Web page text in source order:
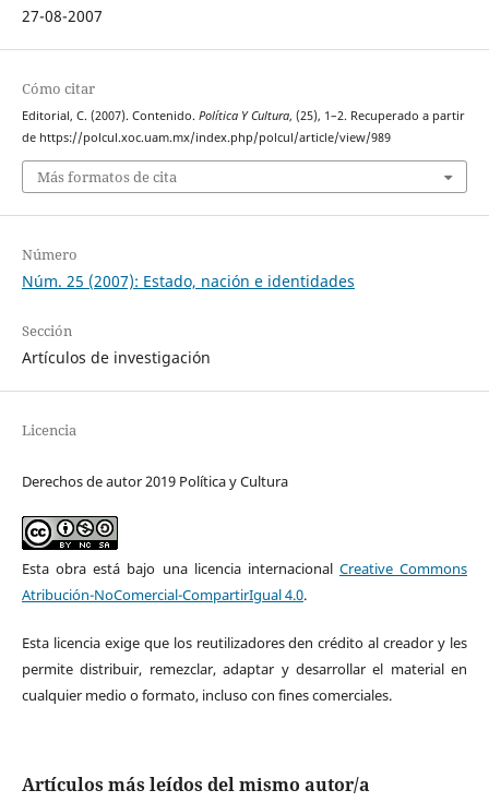
27-08-2007
Cómo citar
Editorial, C. (2007). Contenido. Política Y Cultura, (25), 1–2. Recuperado a partir
de https://polcul.xoc.uam.mx/index.php/polcul/article/view/989
Más formatos de cita
Número
Núm. 25 (2007): Estado, nación e identidades
Sección
Artículos de investigación
Licencia
Derechos de autor 2019 Política y Cultura
Esta obra está bajo una licencia internacional Creative Commons
Atribución-NoComercial-CompartirIgual 4.0.
Esta licencia exige que los reutilizadores den crédito al creador y les
permite distribuir, remezclar, adaptar y desarrollar el material en
cualquier medio o formato, incluso con fines comerciales.
Artículos más leídos del mismo autor/a